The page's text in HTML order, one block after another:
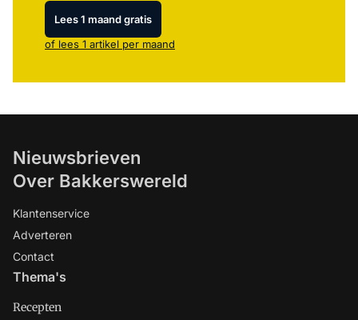
Lees 1 maand gratis
of lees 1 artikel per maand
Nieuwsbrieven
Over Bakkerswereld
Klantenservice
Adverteren
Contact
Thema's
Recepten